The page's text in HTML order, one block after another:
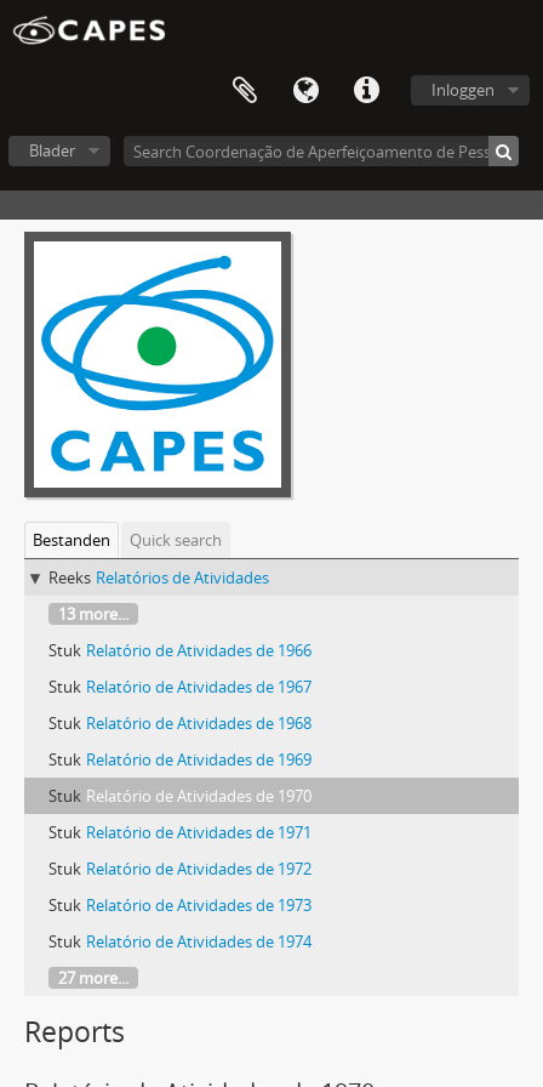
Inloggen
Blader
Bestanden
Quick search
Reeks Relatórios de Atividades
13 more...
Stuk Relatório de Atividades de 1966
Stuk Relatório de Atividades de 1967
Stuk Relatório de Atividades de 1968
Stuk Relatório de Atividades de 1969
Stuk Relatório de Atividades de 1970
Stuk Relatório de Atividades de 1971
Stuk Relatório de Atividades de 1972
Stuk Relatório de Atividades de 1973
Stuk Relatório de Atividades de 1974
27 more...
Reports